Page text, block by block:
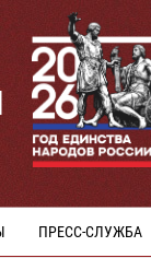
ПРЕСС-СЛУЖБА